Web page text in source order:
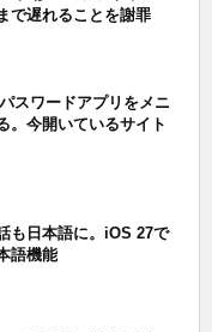
で遅れることを謝罪
スワードアプリをメニ
。今開いているサイト
も日本語に。iOS 27で
語機能